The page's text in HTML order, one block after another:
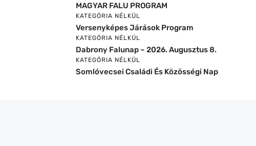
MAGYAR FALU PROGRAM
KATEGÓRIA NÉLKÜL
Versenyképes Járások Program
KATEGÓRIA NÉLKÜL
Dabrony Falunap – 2026. Augusztus 8.
KATEGÓRIA NÉLKÜL
Somlóvecsei Családi És Közösségi Nap